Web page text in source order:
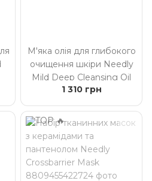
М'яка олія для глибокого
очищення шкіри Needly
Mild Deep Cleansing Oil
1 310 грн